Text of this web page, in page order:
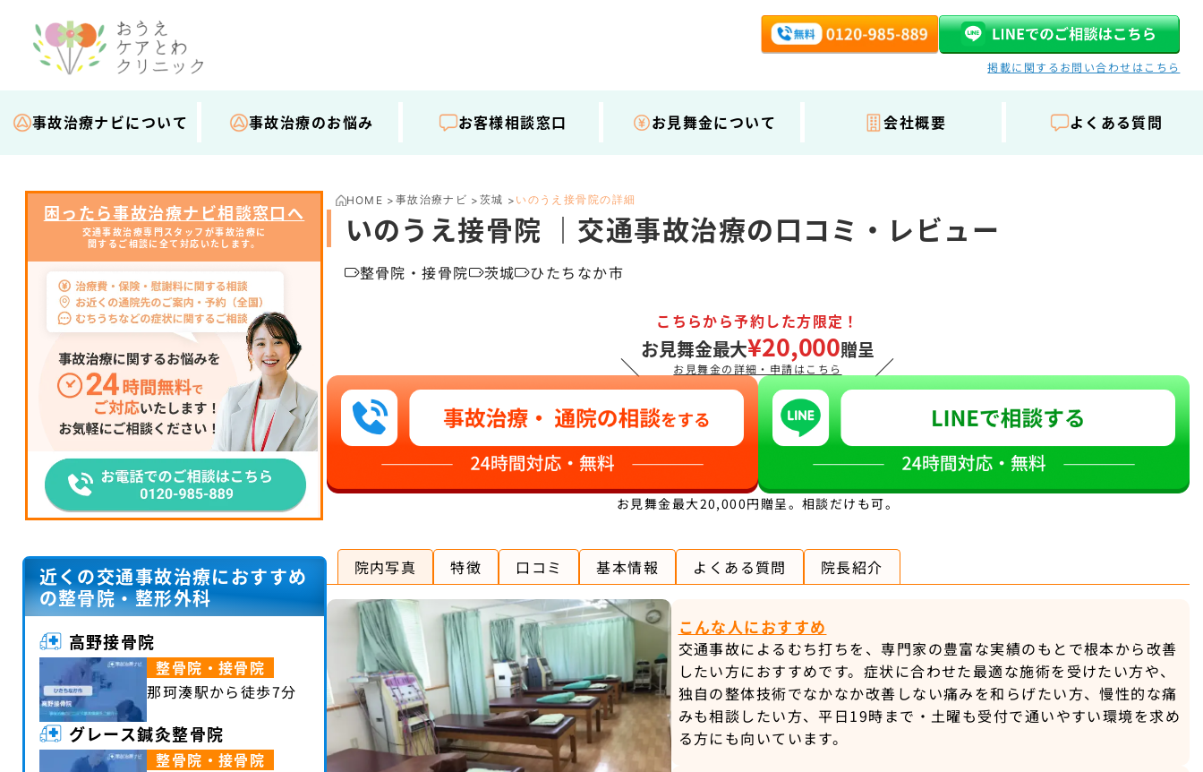
掲載に関するお問い合わせはこちら
事故治療ナビについて 事故治療のお悩み お客様相談窓口 お見舞金について 会社概要 よくある質問
HOME > 事故治療ナビ > 茨城 > いのうえ接骨院の詳細
いのうえ接骨院 ｜交通事故治療の口コミ・レビュー
整骨院・接骨院 茨城 ひたちなか市
＼
こちらから予約した方限定！
お見舞金最大¥20,000贈呈
お見舞金の詳細・申請はこちら ／
お見舞金最大20,000円贈呈。相談だけも可。
院内写真 特徴 口コミ 基本情報 よくある質問 院長紹介
こんな人におすすめ
交通事故によるむち打ちを、専門家の豊富な実績のもとで根本から改善
したい方におすすめです。症状に合わせた最適な施術を受けたい方や、
独自の整体技術でなかなか改善しない痛みを和らげたい方、慢性的な痛
みも相談したい方、平日19時まで・土曜も受付で通いやすい環境を求め
る方にも向いています。
困ったら事故治療ナビ相談窓口へ
交通事故治療専門スタッフが事故治療に
関するご相談に全て対応いたします。
近くの交通事故治療におすすめ
の整骨院・整形外科
高野接骨院
整骨院・接骨院
那珂湊駅から徒歩7分
グレース鍼灸整骨院
整骨院・接骨院